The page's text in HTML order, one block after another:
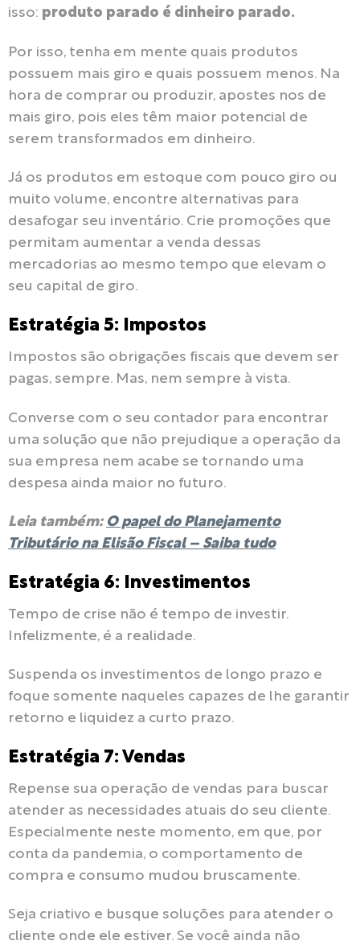
isso: produto parado é dinheiro parado.
Por isso, tenha em mente quais produtos
possuem mais giro e quais possuem menos. Na
hora de comprar ou produzir, apostes nos de
mais giro, pois eles têm maior potencial de
serem transformados em dinheiro.
Já os produtos em estoque com pouco giro ou
muito volume, encontre alternativas para
desafogar seu inventário. Crie promoções que
permitam aumentar a venda dessas
mercadorias ao mesmo tempo que elevam o
seu capital de giro.
Estratégia 5: Impostos
Impostos são obrigações fiscais que devem ser
pagas, sempre. Mas, nem sempre à vista.
Converse com o seu contador para encontrar
uma solução que não prejudique a operação da
sua empresa nem acabe se tornando uma
despesa ainda maior no futuro.
Leia também: O papel do Planejamento
Tributário na Elisão Fiscal – Saiba tudo
Estratégia 6: Investimentos
Tempo de crise não é tempo de investir.
Infelizmente, é a realidade.
Suspenda os investimentos de longo prazo e
foque somente naqueles capazes de lhe garantir
retorno e liquidez a curto prazo.
Estratégia 7: Vendas
Repense sua operação de vendas para buscar
atender as necessidades atuais do seu cliente.
Especialmente neste momento, em que, por
conta da pandemia, o comportamento de
compra e consumo mudou bruscamente.
Seja criativo e busque soluções para atender o
cliente onde ele estiver. Se você ainda não